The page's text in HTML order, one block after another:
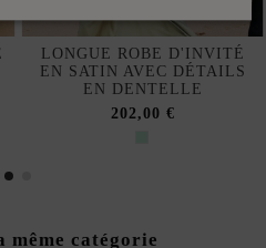
LONGUE ROBE D'INVITÉ
EN SATIN AVEC DÉTAILS
EN DENTELLE
202,00 €
même catégorie